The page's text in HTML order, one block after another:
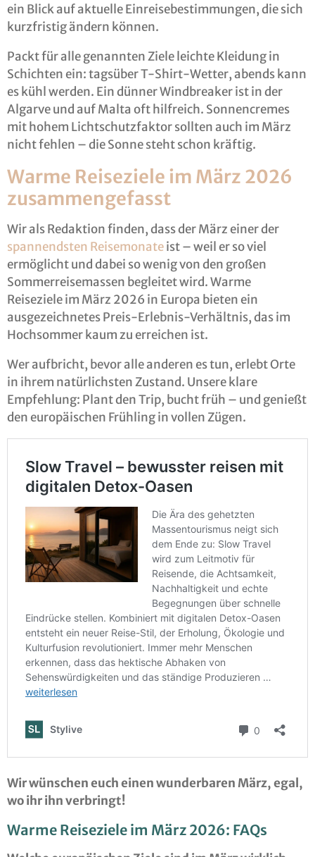
ein Blick auf aktuelle Einreisebestimmungen, die sich
kurzfristig ändern können.
Packt für alle genannten Ziele leichte Kleidung in
Schichten ein: tagsüber T-Shirt-Wetter, abends kann
es kühl werden. Ein dünner Windbreaker ist in der
Algarve und auf Malta oft hilfreich. Sonnencremes
mit hohem Lichtschutzfaktor sollten auch im März
nicht fehlen – die Sonne steht schon kräftig.
Warme Reiseziele im März 2026
zusammengefasst
Wir als Redaktion finden, dass der März einer der
spannendsten Reisemonateist – weil er so viel
ermöglicht und dabei so wenig von den großen
Sommerreisemassen begleitet wird. Warme
Reiseziele im März 2026 in Europa bieten ein
ausgezeichnetes Preis-Erlebnis-Verhältnis, das im
Hochsommer kaum zu erreichen ist.
Wer aufbricht, bevor alle anderen es tun, erlebt Orte
in ihrem natürlichsten Zustand. Unsere klare
Empfehlung: Plant den Trip, bucht früh – und genießt
den europäischen Frühling in vollen Zügen.
Wir wünschen euch einen wunderbaren März, egal,
wo ihr ihn verbringt!
Warme Reiseziele im März 2026: FAQs